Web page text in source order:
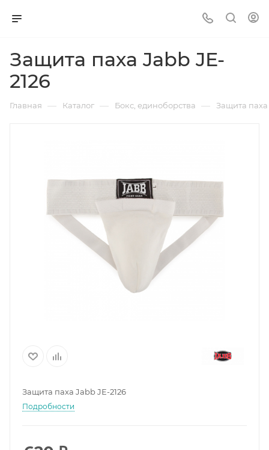
Защита паха Jabb JE-
2126
Главная — Каталог — Бокс, единоборства — Защита паха
Защита паха Jabb JE-2126
Подробности